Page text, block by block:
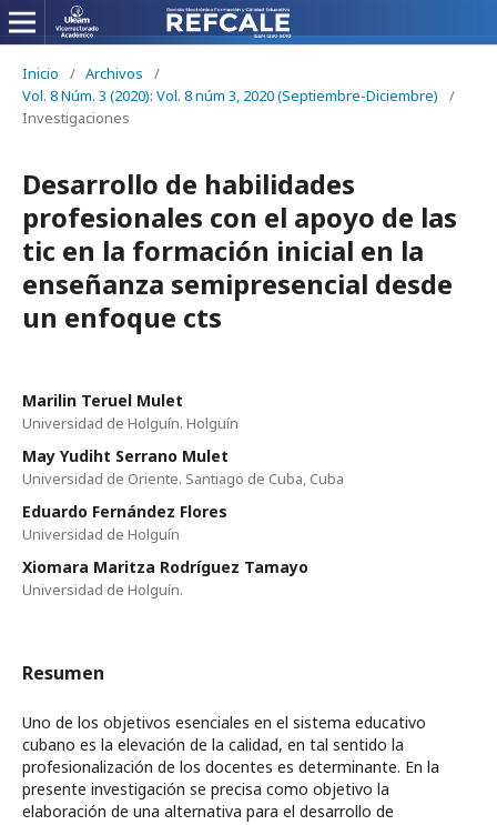
Inicio / Archivos
/
Vol. 8 Núm. 3 (2020): Vol. 8 núm 3, 2020 (Septiembre-Diciembre)
/
Investigaciones
Desarrollo de habilidades
profesionales con el apoyo de las
tic en la formación inicial en la
enseñanza semipresencial desde
un enfoque cts
Marilin Teruel Mulet
Universidad de Holguín. Holguín
May Yudiht Serrano Mulet
Universidad de Oriente. Santiago de Cuba, Cuba
Eduardo Fernández Flores
Universidad de Holguín
Xiomara Maritza Rodríguez Tamayo
Universidad de Holguín.
Resumen
Uno de los objetivos esenciales en el sistema educativo
cubano es la elevación de la calidad, en tal sentido la
profesionalización de los docentes es determinante. En la
presente investigación se precisa como objetivo la
elaboración de una alternativa para el desarrollo de